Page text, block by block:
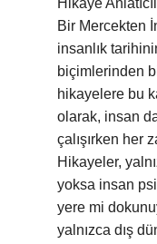
Hikaye
Bir Mercekten
insanlık
biçimlerinden
hikayelere bu
olarak, insan
çalışırken her
Hikayeler,
yoksa insan
yere mi
yalnızca dış